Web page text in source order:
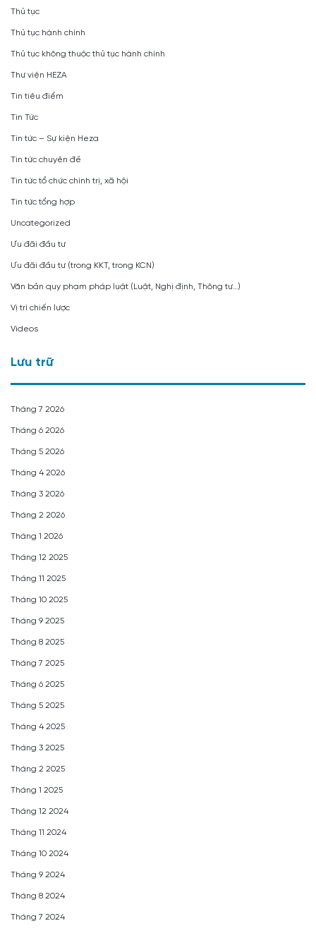
Thủ tục
Thủ tục hành chính
Thủ tục không thuộc thủ tục hành chính
Thư viện HEZA
Tin tiêu điểm
Tin Tức
Tin tức – Sự kiện Heza
Tin tức chuyên đề
Tin tức tổ chức chính trị, xã hội
Tin tức tổng hợp
Uncategorized
Ưu đãi đầu tư
Ưu đãi đầu tư (trong KKT, trong KCN)
Văn bản quy phạm pháp luật (Luật, Nghị định, Thông tư…)
Vị trí chiến lược
Videos
Lưu trữ
Tháng 7 2026
Tháng 6 2026
Tháng 5 2026
Tháng 4 2026
Tháng 3 2026
Tháng 2 2026
Tháng 1 2026
Tháng 12 2025
Tháng 11 2025
Tháng 10 2025
Tháng 9 2025
Tháng 8 2025
Tháng 7 2025
Tháng 6 2025
Tháng 5 2025
Tháng 4 2025
Tháng 3 2025
Tháng 2 2025
Tháng 1 2025
Tháng 12 2024
Tháng 11 2024
Tháng 10 2024
Tháng 9 2024
Tháng 8 2024
Tháng 7 2024